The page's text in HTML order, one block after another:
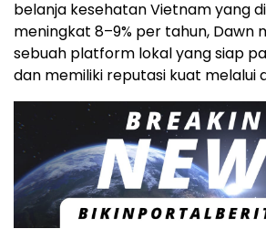
belanja kesehatan Vietnam yang
meningkat 8–9% per tahun, Dawn
sebuah platform lokal yang siap
dan memiliki reputasi kuat melalui